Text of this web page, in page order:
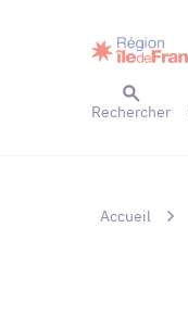
Rechercher
Accueil